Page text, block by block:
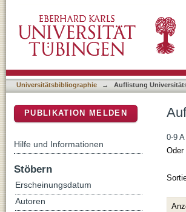
Universitätsbibliographie → Auflistung
0-9 A
Oder
PUBLIKATION MELDEN
Hilfe und Informationen
Stöbern
Erscheinungsdatum
Autoren